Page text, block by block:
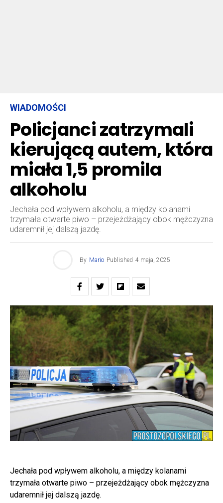
WIADOMOŚCI
Policjanci zatrzymali
kierującą autem, która
miała 1,5 promila
alkoholu
Jechała pod wpływem alkoholu, a między kolanami
trzymała otwarte piwo – przejeżdżający obok mężczyzna
udaremnił jej dalszą jazdę.
By Mario Published 4 maja, 2025
Jechała pod wpływem alkoholu, a między kolanami
trzymała otwarte piwo – przejeżdżający obok mężczyzna
udaremnił jej dalszą jazdę.